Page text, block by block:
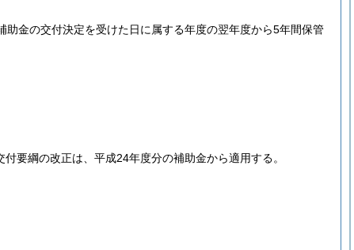
金の交付決定を受けた日に属する年度の翌年度から5年間保管
要綱の改正は、平成24年度分の補助金から適用する。